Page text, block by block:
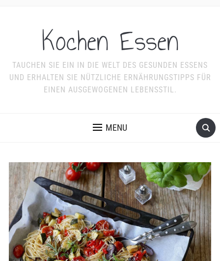
Kochen Essen
TAUCHEN SIE EIN IN DIE WELT DES GESUNDEN ESSENS
UND ERHALTEN SIE NÜTZLICHE ERNÄHRUNGSTIPPS FÜR
EINEN AUSGEWOGENEN LEBENSSTIL.
MENU